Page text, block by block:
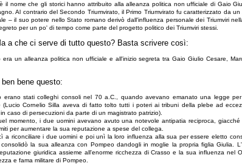
il nome che gli storici hanno attribuito alla alleanza politica non ufficiale di Gaio
Al contrario del Secondo Triumvirato, il Primo Triumvirato fu caratterizzato da
– il suo potere nello Stato romano derivò dall'influenza personale dei Triumviri
per un po' di tempo come parte del progetto politico dei Triumviri stessi.
a che ci serve di tutto questo? Basta scrivere così:
era un alleanza politica non ufficiale e all'inizio segreta tra Gaio Giulio Cesare,
bene questo:
erano stati colleghi consoli nel 70 a.C., quando avevano emanato una legge
(Lucio Cornelio Silla aveva di fatto tolto tutti i poteri ai tribuni della plebe ad
caso di persecuzioni da parte di un magistrato patrizio).
momento, i due uomini avevano avuto una notevole antipatia reciproca,
per aumentare la sua reputazione a spese del collega.
a riconciliare i due uomini e poi unì la loro influenza alla sua per essere eletto
la sua alleanza con Pompeo dandogli in moglie la propria figlia Giulia.
giuridica assieme all'enorme ricchezza di Crasso e la sua influenza nel
e fama militare di Pompeo.